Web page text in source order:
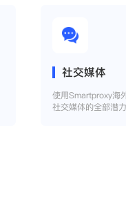
社交媒体
使用Smartproxy海
社交媒体的全部潜力